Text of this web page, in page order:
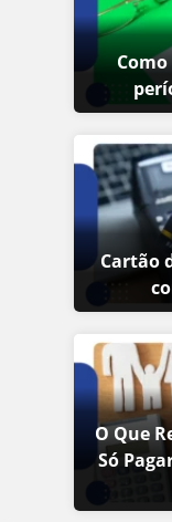
Cartão
O Que
Só